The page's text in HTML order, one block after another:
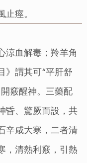
痙。
涼血解毒；羚羊角
》謂其可“平肝舒
竅醒神。三藥配
昏、驚厥而設，共
辛咸大寒，二者清
，清熱利竅，引熱